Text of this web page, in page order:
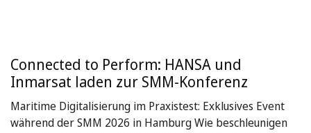
Connected to Perform: HANSA und
Inmarsat laden zur SMM-Konferenz
Maritime Digitalisierung im Praxistest: Exklusives Event
während der SMM 2026 in Hamburg Wie beschleunigen